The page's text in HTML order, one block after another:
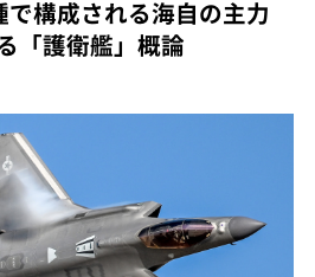
で構成される海自の主力
「護衛艦」概論